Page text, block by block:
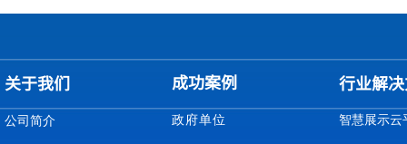
关于我们
公司简介
成功案例
政府单位
行业解
智慧展示云